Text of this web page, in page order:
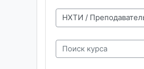
Категории курсов
Поиск курса